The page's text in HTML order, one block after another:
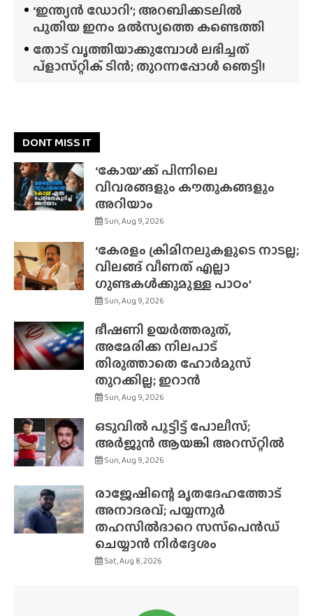
‘ഇന്ത്യൻ ഡോറി’; അറബിക്കടലിൽ
പുതിയ ഇനം മൽസ്യത്തെ കണ്ടെത്തി
തോട് വൃത്തിയാക്കുമ്പോൾ ലഭിച്ചത്
പ്‌ളാസ്‌റ്റിക് ടിൻ; തുറന്നപ്പോൾ ഞെട്ടി!
DONT MISS IT
‘കോയ’ക്ക് പിന്നിലെ
വിവരങ്ങളും കൗതുകങ്ങളും
അറിയാം
Sun, Aug 9, 2026
‘കേരളം ക്രിമിനലുകളുടെ നാടല്ല;
വിലങ്ങ് വീണത് എല്ലാ
ഗുണ്ടകൾക്കുമുള്ള പാഠം’
Sun, Aug 9, 2026
ഭീഷണി ഉയർത്തരുത്,
അമേരിക്ക നിലപാട്
തിരുത്താതെ ഹോർമുസ്
തുറക്കില്ല; ഇറാൻ
Sun, Aug 9, 2026
ഒടുവിൽ പൂട്ടിട്ട് പോലീസ്;
അർജുൻ ആയങ്കി അറസ്‌റ്റിൽ
Sun, Aug 9, 2026
രാജേഷിന്റെ മൃതദേഹത്തോട്
അനാദരവ്; പയ്യന്നൂർ
തഹസിൽദാറെ സസ്‌പെൻഡ്
ചെയ്യാൻ നിർദ്ദേശം
Sat, Aug 8, 2026